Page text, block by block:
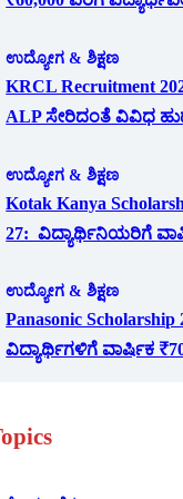
ಉದ್ಯೋಗ & ಶಿಕ್ಷಣ
KRCL Recruitment
ALP ಸೇರಿದಂತೆ ವಿವಿಧ
ಉದ್ಯೋಗ & ಶಿಕ್ಷಣ
Kotak Kanya
27: ವಿದ್ಯಾರ್ಥಿನಿಯರಿಗೆ
ಉದ್ಯೋಗ & ಶಿಕ್ಷಣ
Panasonic
ವಿದ್ಯಾರ್ಥಿಗಳಿಗೆ ವಾರ್ಷಿಕ